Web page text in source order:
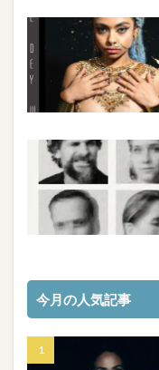
今月の人気記事